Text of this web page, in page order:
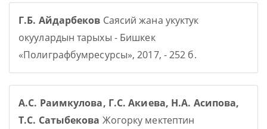
Г.Б. Айдарбеков Саясий жана укуктук
окуулардын тарыхы - Бишкек
«Полиграфбумресурсы», 2017, - 252 б.
А.С. Раимкулова, Г.С. Акиева, Н.А. Асипова,
Т.С. Сатыбекова Жогорку мектептин